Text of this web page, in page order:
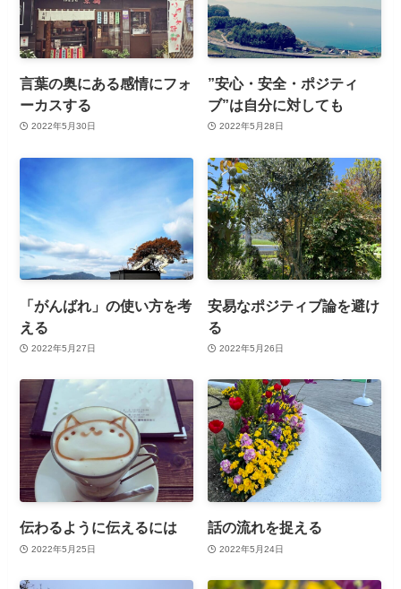
言葉の奥にある感情にフォ
ーカスする
2022年5月30日
”安心・安全・ポジティ
ブ”は自分に対しても
2022年5月28日
「がんばれ」の使い方を考
える
2022年5月27日
安易なポジティブ論を避け
る
2022年5月26日
伝わるように伝えるには
2022年5月25日
話の流れを捉える
2022年5月24日